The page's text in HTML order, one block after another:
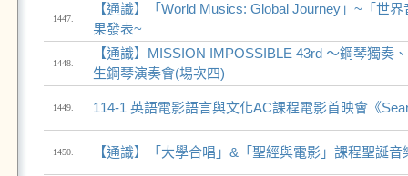
1447.
【通識】「World Musics: Global Journey」~「世
果發表~
1448.
【通識】MISSION IMPOSSIBLE 43rd ～鋼琴獨奏
生鋼琴演奏會(場次四)
1449. 114-1 英語電影語言與文化AC課程電影首映會《
1450. 【通識】「大學合唱」&「聖經與電影」課程聖誕音